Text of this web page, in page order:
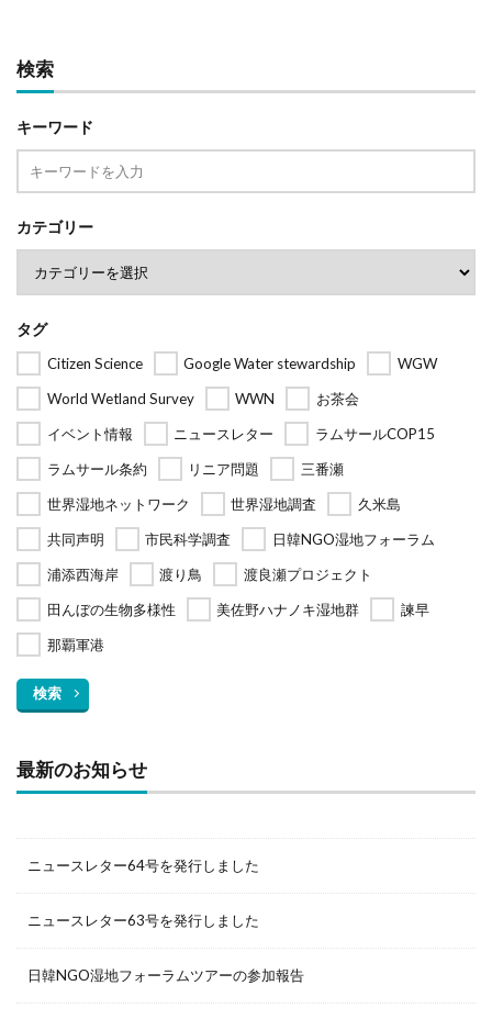
検索
キーワード
カテゴリー
タグ
Citizen Science Google Water stewardship
WGW
World Wetland Survey
WWN
お茶会
イベント情報
ニュースレター
ラムサールCOP15
ラムサール条約
リニア問題
三番瀬
世界湿地ネットワーク
世界湿地調査
久米島
共同声明
市民科学調査
日韓NGO湿地フォーラム
浦添西海岸
渡り鳥
渡良瀬プロジェクト
田んぼの生物多様性
美佐野ハナノキ湿地群
諫早
那覇軍港
検索
最新のお知らせ
ニュースレター64号を発行しました
ニュースレター63号を発行しました
日韓NGO湿地フォーラムツアーの参加報告